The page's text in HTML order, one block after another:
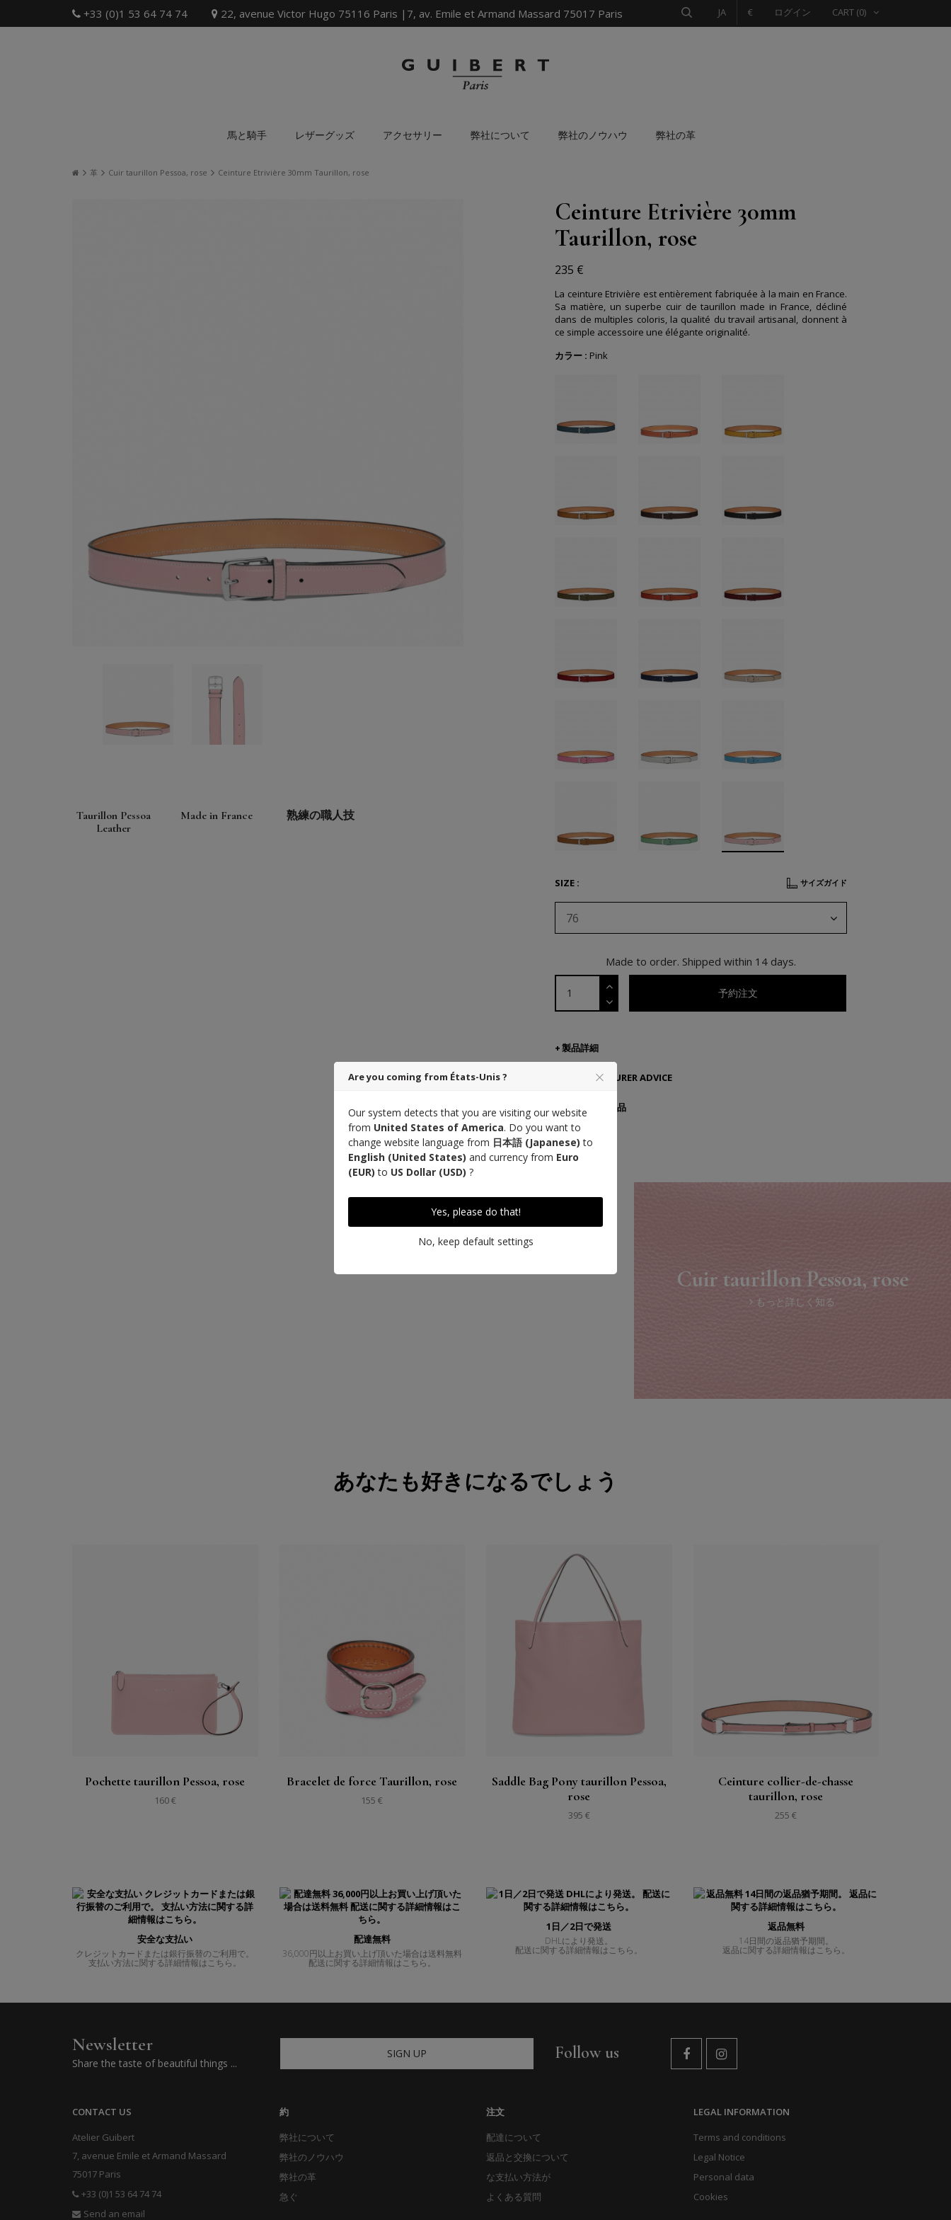
+33 (0)1 53 64 74 74 22, avenue Victor Hugo 75116 Paris |7, av. Emile et Armand Massard 75017 Paris CART (0)
ログイン
€
JA
馬と騎手 レザーグッズ アクセサリー 弊社について 弊社のノウハウ 弊社の革
革 Cuir taurillon Pessoa, rose Ceinture Etrivière 30mm Taurillon, rose
Taurillon Pessoa
Leather
Made in France 熟練の職人技
Ceinture Etrivière 30mm
Taurillon, rose
235 €
La ceinture Etrivière est entièrement fabriquée à la main en France.
Sa matière, un superbe cuir de taurillon made in France, décliné
dans de multiples coloris, la qualité du travail artisanal, donnent à
ce simple accessoire une élégante originalité.
カラー : Pink
SIZE : サイズガイド
76
Made to order. Shipped within 14 days.
予約注文
製品詳細
MANUFACTURER ADVICE
ご配送・ご返品
Cuir taurillon Pessoa, rose
もっと詳しく知る
あなたも好きになるでしょう
購入する
Pochette taurillon Pessoa, rose
160 €
見る 購入する
Bracelet de force Taurillon, rose
155 €
Saddle Bag Pony taurillon Pessoa,
rose
395 €
見る 購入する
Ceinture collier-de-chasse
taurillon, rose
255 €
安全な支払い
クレジットカードまたは銀行振替のご利用で。
支払い方法に関する詳細情報はこちら。
配達無料
36,000円以上お買い上げ頂いた場合は送料無料
配送に関する詳細情報はこちら。
1日／2日で発送
DHLにより発送。
配送に関する詳細情報はこちら。
返品無料
14日間の返品猶予期間。
返品に関する詳細情報はこちら。
Newsletter
Share the taste of beautiful things ...
SIGN UP Follow us
CONTACT US
Atelier Guibert
7, avenue Emile et Armand Massard
75017 Paris
+33 (0)1 53 64 74 74
Send an email
約
弊社について
弊社のノウハウ
弊社の革
急ぐ
注文
配達について
返品と交換について
な支払い方法が
よくある質問
LEGAL INFORMATION
Terms and conditions
Legal Notice
Personal data
Cookies
Are you coming from États-Unis ?
Our system detects that you are visiting our website
from United States of America. Do you want to
change website language from 日本語 (Japanese) to
English (United States) and currency from Euro
(EUR) to US Dollar (USD) ?
Yes, please do that!
No, keep default settings